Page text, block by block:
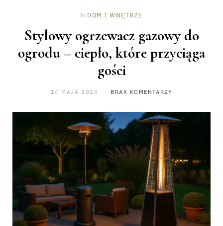
In DOM I WNĘTRZE
Stylowy ogrzewacz gazowy do
ogrodu – ciepło, które przyciąga
gości
14 MAJA 2025 BRAK KOMENTARZY